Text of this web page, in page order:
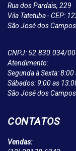
Rua dos Pardais, 229
Vila Tatetuba - CEP:
São José dos
CNPJ: 52.830.034/
Atendimento:
Segunda à Sexta:
Sábados: 9:00 as
São José dos Campos
CONTATOS
Vendas: